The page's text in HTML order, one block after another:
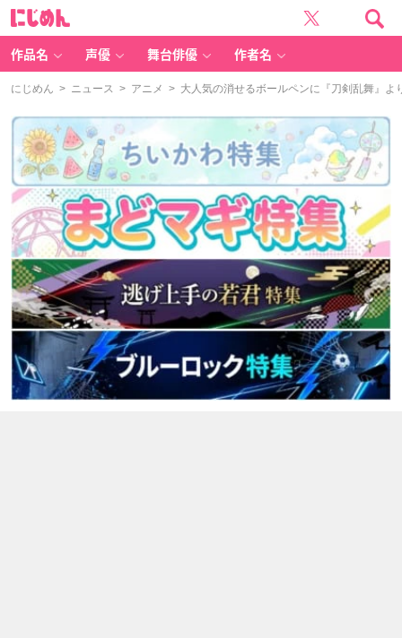
作品名 声優 舞台俳優 作者名
にじめん > ニュース > アニメ > 大人気の消せるボールペンに『刀剣乱舞』よ